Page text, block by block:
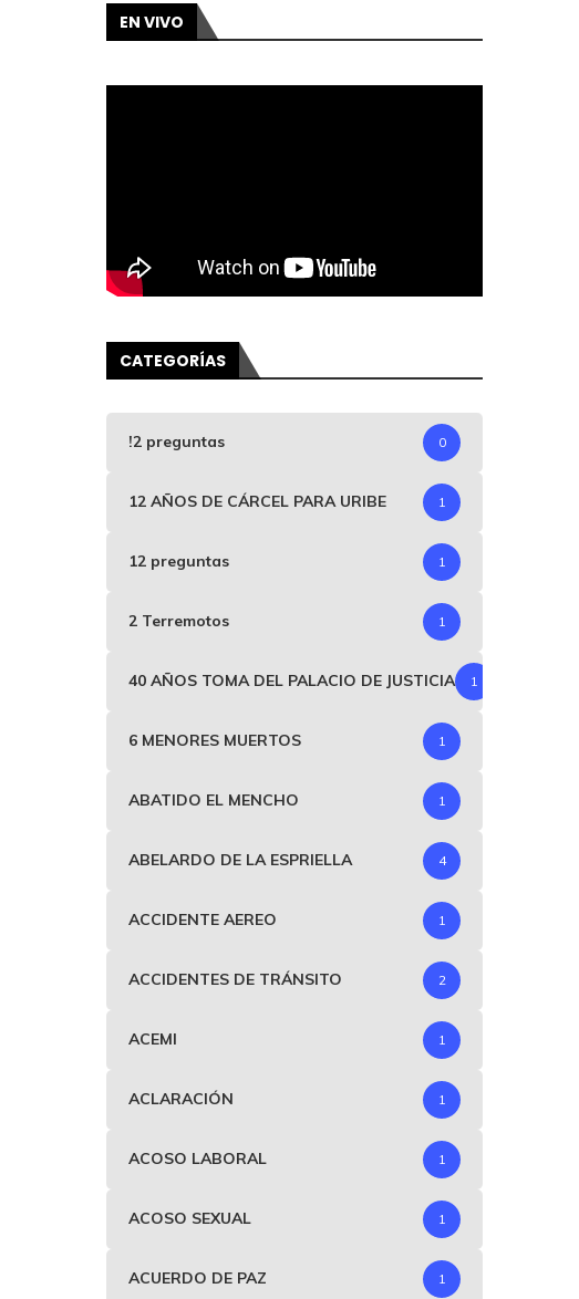
EN VIVO
CATEGORÍAS
!2 preguntas 0
12 AÑOS DE CÁRCEL PARA URIBE 1
12 preguntas 1
2 Terremotos 1
40 AÑOS TOMA DEL PALACIO DE JUSTICIA 1
6 MENORES MUERTOS 1
ABATIDO EL MENCHO 1
ABELARDO DE LA ESPRIELLA 4
ACCIDENTE AEREO 1
ACCIDENTES DE TRÁNSITO 2
ACEMI 1
ACLARACIÓN 1
ACOSO LABORAL 1
ACOSO SEXUAL 1
ACUERDO DE PAZ 1